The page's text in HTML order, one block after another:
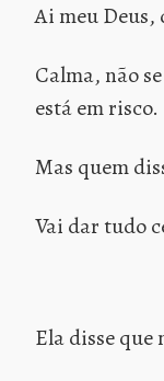
Ai meu Deus,
Calma, não
está em risco.
Mas quem
Vai dar tudo
Ela disse que